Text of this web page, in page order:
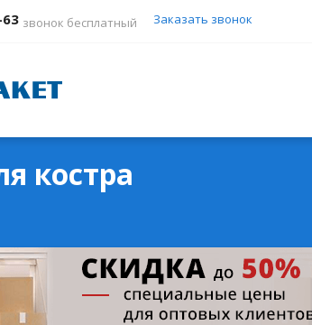
звонок бесплатный Заказать звонок
костра